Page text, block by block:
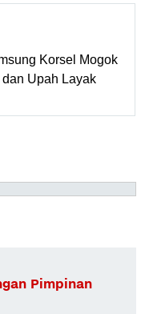
Korsel Mogok
Upah Layak
Pimpinan